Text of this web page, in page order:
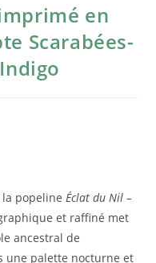
en
Scarabées-
la popelineÉclat du Nil –
et raffiné met
ancestral de
une palette nocturne et